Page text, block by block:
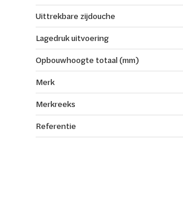
Uittrekbare zijdouche
Lagedruk uitvoering
Opbouwhoogte totaal (mm)
Merk
Merkreeks
Referentie